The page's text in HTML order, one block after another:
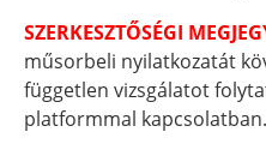
SZERKESZTŐSÉGI
műsorbeli nyilatkozatát
független vizsgálatot
platformmal kapcsolatban.